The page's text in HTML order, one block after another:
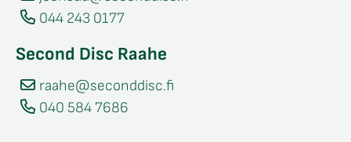
044 243 0177
Second Disc Raahe
raahe@seconddisc.fi
040 584 7686